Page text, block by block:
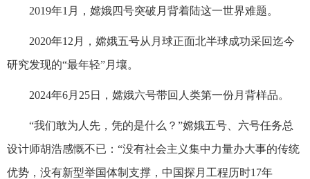
2019年1月，嫦娥四号突破月背着陆这一世界难题。
2020年12月，嫦娥五号从月球正面北半球成功采回迄今
研究发现的“最年轻”月壤。
2024年6月25日，嫦娥六号带回人类第一份月背样品。
“我们敢为人先，凭的是什么？”嫦娥五号、六号任务总
设计师胡浩感慨不已：“没有社会主义集中力量办大事的传统
优势，没有新型举国体制支撑，中国探月工程历时17年